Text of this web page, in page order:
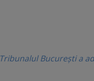
Tribunalul Bucureşti a